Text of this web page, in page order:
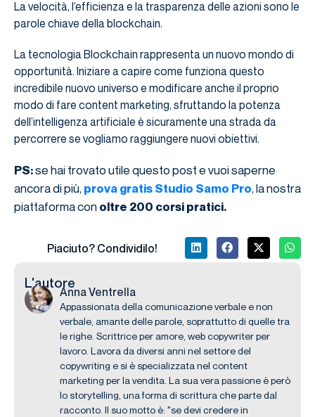
La velocità, l’efficienza e la trasparenza delle azioni sono le
parole chiave della blockchain.
La tecnologia Blockchain rappresenta un nuovo mondo di
opportunità. Iniziare a capire come funziona questo
incredibile nuovo universo e modificare anche il proprio
modo di fare content marketing, sfruttando la potenza
dell’intelligenza artificiale è sicuramente una strada da
percorrere se vogliamo raggiungere nuovi obiettivi.
PS:se hai trovato utile questo post e vuoi saperne
ancora di più, prova gratis Studio Samo Pro, la nostra
piattaforma con oltre 200 corsi pratici.
Piaciuto? Condividilo!
L'autore
Anna Ventrella
Appassionata della comunicazione verbale e non
verbale, amante delle parole, soprattutto di quelle tra
le righe. Scrittrice per amore, web copywriter per
lavoro. Lavora da diversi anni nel settore del
copywriting e si è specializzata nel content
marketing per la vendita. La sua vera passione è però
lo storytelling, una forma di scrittura che parte dal
racconto. Il suo motto è: "se devi credere in